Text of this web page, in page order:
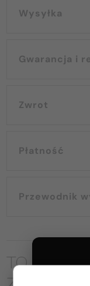
Wysyłka
Gwarancja i
Zwrot
Płatność
Przewodnik
TO MOŻE